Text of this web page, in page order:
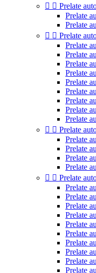
  Prelate
Prelate
Prelate
  Prelate
Prelate
Prelate
Prelate
Prelate
Prelate
Prelate
Prelate
Prelate
Prelate
  Prelate
Prelate
Prelate
Prelate
Prelate
  Prelate
Prelate
Prelate
Prelate
Prelate
Prelate
Prelate
Prelate
Prelate
Prelate
Prelate